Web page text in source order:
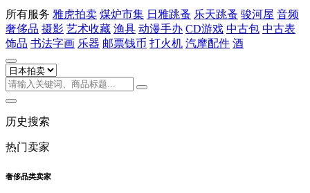
所有服务 雅虎拍卖 煤炉市集 日雅跳蚤 乐天跳蚤 骏河屋 音频
奢侈品 摄影 艺术收藏 渔具 动漫手办 CD游戏 中古包 中古表
饰品 书法字画 乐器 邮票钱币 打火机 汽摩配件 酒
历史搜索
热门卖家
奢侈品类卖家